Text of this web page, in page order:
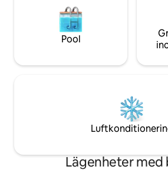
Pool
Lägenheter med